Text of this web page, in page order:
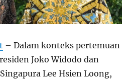
– Dalam konteks pertemuan
Joko Widodo dan
Lee Hsien Loong,